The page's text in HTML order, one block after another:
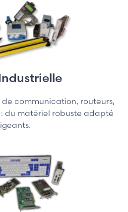
de communication, routeurs,
du matériel robuste adapté